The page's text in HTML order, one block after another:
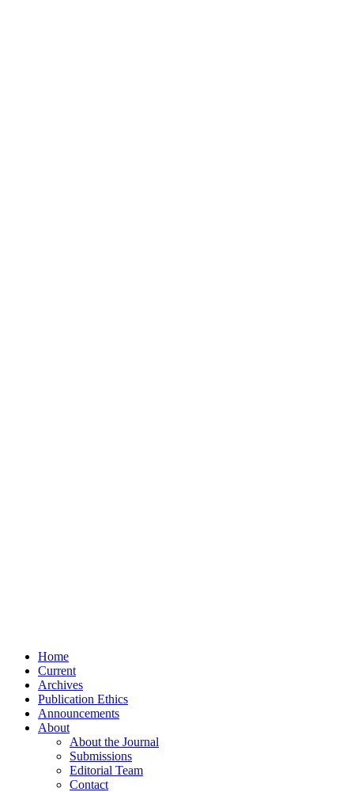
Home
Current
Archives
Publication Ethics
Announcements
About
About the Journal
Submissions
Editorial Team
Contact